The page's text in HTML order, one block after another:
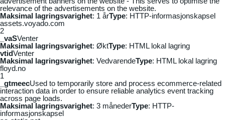
relevance of the advertisements on the website.
Maksimal lagringsvarighet: 1 årType: HTTP-informasjonskapsel
assets.voyado.com
2
_vaSVenter
Maksimal lagringsvarighet: ØktType: HTML lokal lagring
vtidVenter
Maksimal lagringsvarighet: VedvarendeType: HTML lokal lagring
floyd.no
1
_gtmeecUsed to temporarily store and process ecommerce-related
interaction data in order to ensure reliable analytics event tracking
across page loads.
Maksimal lagringsvarighet: 3 månederType: HTTP-
informasjonskapsel